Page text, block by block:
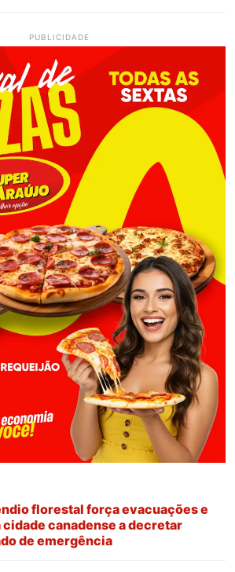
PUBLICIDADE
florestal força evacuações e
cidade canadense a decretar
de emergência